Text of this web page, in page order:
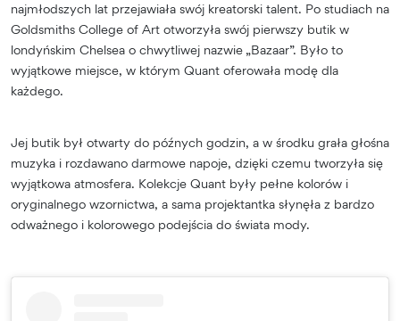
najmłodszych lat przejawiała swój kreatorski talent. Po studiach na
Goldsmiths College of Art otworzyła swój pierwszy butik w
londyńskim Chelsea o chwytliwej nazwie „Bazaar”. Było to
wyjątkowe miejsce, w którym Quant oferowała modę dla
każdego.
Jej butik był otwarty do późnych godzin, a w środku grała głośna
muzyka i rozdawano darmowe napoje, dzięki czemu tworzyła się
wyjątkowa atmosfera. Kolekcje Quant były pełne kolorów i
oryginalnego wzornictwa, a sama projektantka słynęła z bardzo
odważnego i kolorowego podejścia do świata mody.